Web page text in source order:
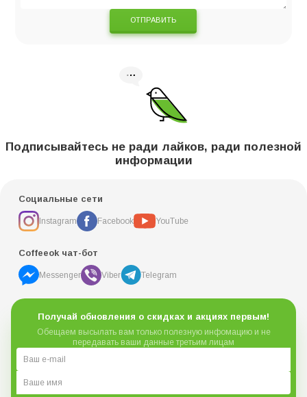
ОТПРАВИТЬ
Подписывайтесь не ради лайков, ради полезной
информации
Социальные сети
Instagram Facebook YouTube
Coffeeok чат-бот
Messenger Viber Telegram
Получай обновления о скидках и акциях первым!
Обещаем высылать вам только полезную инфомацию и не
передавать ваши данные третьим лицам